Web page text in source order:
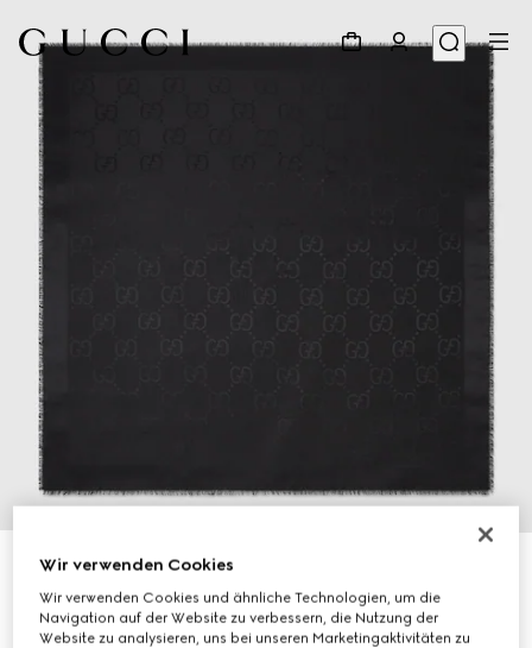
Halstuch aus Seide und Wolle mit GG Jacquard
€ 520
Variantenschwarz
Wir verwenden Cookies
Wir verwenden Cookies und ähnliche Technologien, um die
Navigation auf der Website zu verbessern, die Nutzung der
Website zu analysieren, uns bei unseren Marketingaktivitäten zu